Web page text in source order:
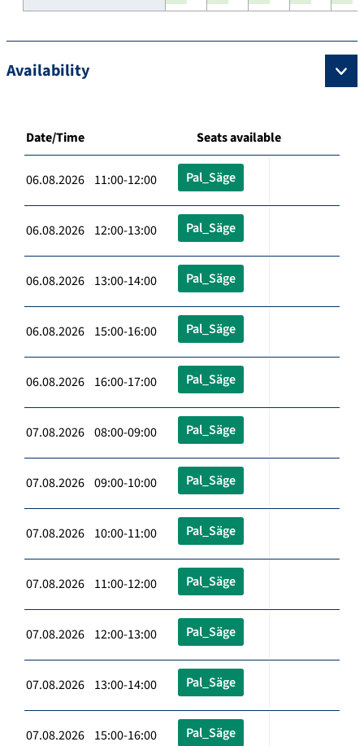
Availability
Date/Time Seats available
06.08.2026 11:00-12:00 Pal_Säge
06.08.2026 12:00-13:00 Pal_Säge
06.08.2026 13:00-14:00 Pal_Säge
06.08.2026 15:00-16:00 Pal_Säge
06.08.2026 16:00-17:00 Pal_Säge
07.08.2026 08:00-09:00 Pal_Säge
07.08.2026 09:00-10:00 Pal_Säge
07.08.2026 10:00-11:00 Pal_Säge
07.08.2026 11:00-12:00 Pal_Säge
07.08.2026 12:00-13:00 Pal_Säge
07.08.2026 13:00-14:00 Pal_Säge
07.08.2026 15:00-16:00 Pal_Säge